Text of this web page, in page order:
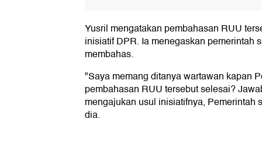
Yusril mengatakan pembahasan RUU
inisiatif DPR. Ia menegaskan pemerintah
membahas.
"Saya memang ditanya wartawan kapan
pembahasan RUU tersebut selesai?
mengajukan usul inisiatifnya, Pemerintah
dia.